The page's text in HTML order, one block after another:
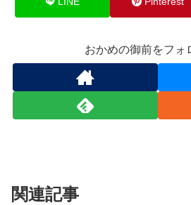
おかめの御前をフォ
関連記事